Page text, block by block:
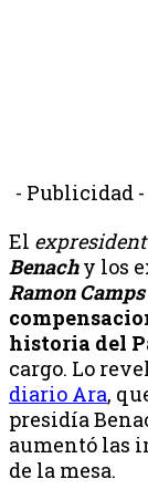
- Publicidad -
El
Benachy los
Ramon Camps
historia del
cargo. Lo
diario Ara,
presidía
aumentó las
de la mesa.